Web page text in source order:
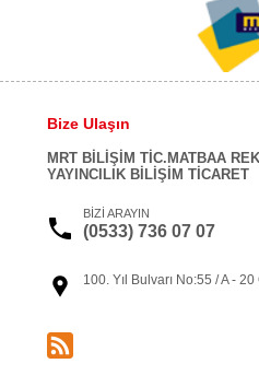
Bize Ulaşın
MRT BİLİŞİM TİC.MATBAA
YAYINCILIK BİLİŞİM TİCARET
BİZİ ARAYIN
(0533) 736 07 07
100. Yıl Bulvarı No:55 / A -